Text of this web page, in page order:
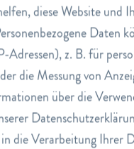
diese Website und
Daten
Adressen), z. B. für
die Messung von
über die
die Verarbeitung Ihrer